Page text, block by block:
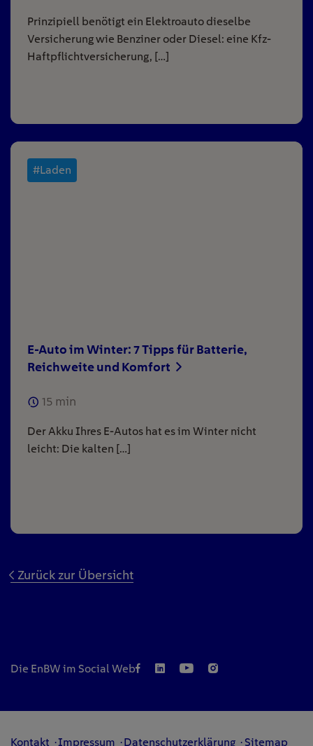
Prinzipiell benötigt ein Elektroauto dieselbe
Versicherung wie Benziner oder Diesel: eine Kfz-
Haftpflichtversicherung, […]
#Laden
E-Auto im Winter: 7 Tipps für Batterie,
Reichweite und Komfort
15 min
Der Akku Ihres E-Autos hat es im Winter nicht
leicht: Die kalten […]
Zurück zur Übersicht
Die EnBW im Social Web
Kontakt Impressum Datenschutzerklärung Sitemap